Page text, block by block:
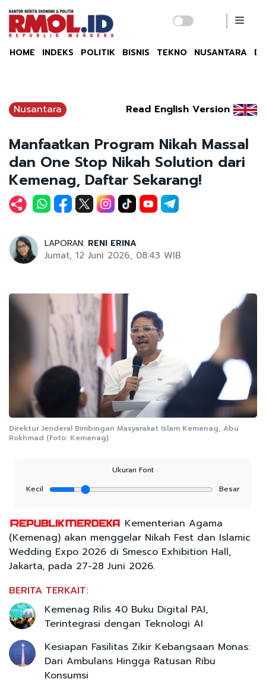
HOME INDEKS POLITIK BISNIS TEKNO NUSANTARA
Nusantara Read English Version
Manfaatkan Program Nikah Massal
dan One Stop Nikah Solution dari
Kemenag, Daftar Sekarang!
LAPORAN: RENI ERINA
Jumat, 12 Juni 2026, 08:43 WIB
Direktur Jenderal Bimbingan Masyarakat Islam Kemenag, Abu
Rokhmad (Foto: Kemenag)
Ukuran Font
Kecil
Besar
Kementerian Agama
(Kemenag) akan menggelar Nikah Fest dan Islamic
Wedding Expo 2026 di Smesco Exhibition Hall,
Jakarta, pada 27-28 Juni 2026.
BERITA TERKAIT:
Kemenag Rilis 40 Buku Digital PAI,
Terintegrasi dengan Teknologi AI
Kesiapan Fasilitas Zikir Kebangsaan Monas:
Dari Ambulans Hingga Ratusan Ribu
Konsumsi